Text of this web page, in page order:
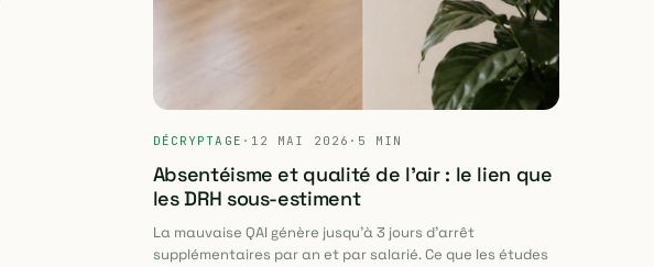
DÉCRYPTAGE · 12 MAI 2026 · 5 MIN
Absentéisme et qualité de l'air : le lien que
les DRH sous-estiment
La mauvaise QAI génère jusqu'à 3 jours d'arrêt
supplémentaires par an et par salarié. Ce que les études